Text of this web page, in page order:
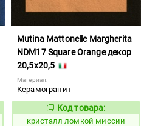
Mutina Mattonelle Margherita
NDM17 Square Orange декор
20,5x20,5
Материал:
Керамогранит
818552
Код товара:
кристалл ломкой миссии